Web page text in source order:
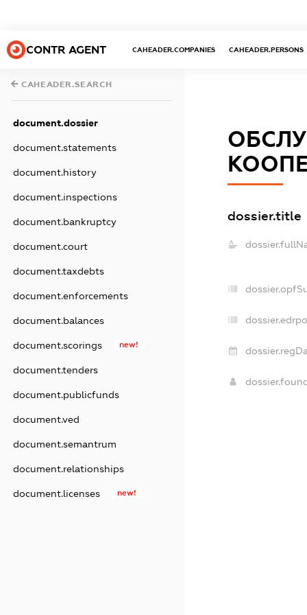
CONTR AGENT CAHEADER.COMPANIES CAHEADER.PERSONS
CAHEADER.SEARCH
document.dossier
document.statements
document.history
document.inspections
document.bankruptcy
document.court
document.taxdebts
document.enforcements
document.balances
document.scorings new!
document.tenders
document.publicfunds
document.ved
document.semantrum
document.relationships
document.licenses new!
dossier.title